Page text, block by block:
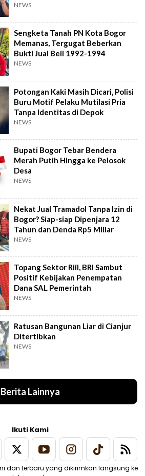
NEWS
Sengketa Tanah PN Kota Bogor
Memanas, Tergugat Beberkan
Bukti Jual Beli 1992-1994
NEWS
Potongan Kaki Masih Dicari, Polisi
Buru Motif Pelaku Mutilasi Pria
Tanpa Identitas di Depok
NEWS
Bupati Bogor Tebar Bendera
Merah Putih Hingga ke Pelosok
Desa
NEWS
Nekat Jual Tramadol Tanpa Izin di
Bogor? Siap-siap Dipenjara 12
Tahun dan Denda Rp5 Miliar
NEWS
Topang Sektor Riil, BRI Sambut
Positif Kebijakan Penempatan
Dana SAL Pemerintah
NEWS
Ratusan Bangunan Liar di Cianjur
Ditertibkan
NEWS
Berita Lainnya
Ikuti Kami
dan terbaru yang dikirimkan langsung ke